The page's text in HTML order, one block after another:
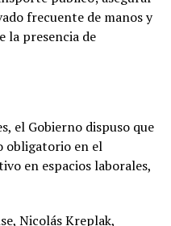
frecuente de manos y
la presencia de
el Gobierno dispuso que
obligatorio en el
en espacios laborales,
Nicolás Kreplak,